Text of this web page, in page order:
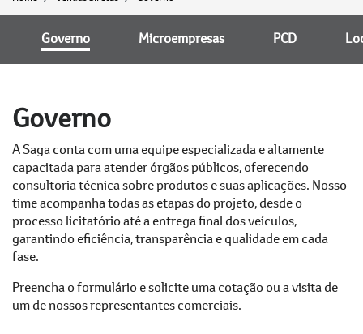
Microempresas PCD
Governo
Governo
A Saga conta com uma equipe especializada e altamente
capacitada para atender órgãos públicos, oferecendo
consultoria técnica sobre produtos e suas aplicações. Nosso
time acompanha todas as etapas do projeto, desde o
processo licitatório até a entrega final dos veículos,
garantindo eficiência, transparência e qualidade em cada
fase.
Preencha o formulário e solicite uma cotação ou a visita de
um de nossos representantes comerciais.